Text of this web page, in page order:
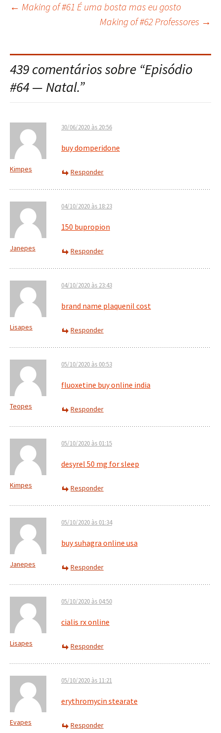
Navegação
do
post
← Making of #61 É uma bosta mas eu gosto
Making of #62 Professores →
439 comentários sobre “Episódio
#64 — Natal.”
Kimpes
30/06/2020 às 20:56
buy domperidone
Responder
Janepes
04/10/2020 às 18:23
150 bupropion
Responder
Lisapes
04/10/2020 às 23:43
brand name plaquenil cost
Responder
Teopes
05/10/2020 às 00:53
fluoxetine buy online india
Responder
Kimpes
05/10/2020 às 01:15
desyrel 50 mg for sleep
Responder
Janepes
05/10/2020 às 01:34
buy suhagra online usa
Responder
Lisapes
05/10/2020 às 04:50
cialis rx online
Responder
Evapes
05/10/2020 às 11:21
erythromycin stearate
Responder